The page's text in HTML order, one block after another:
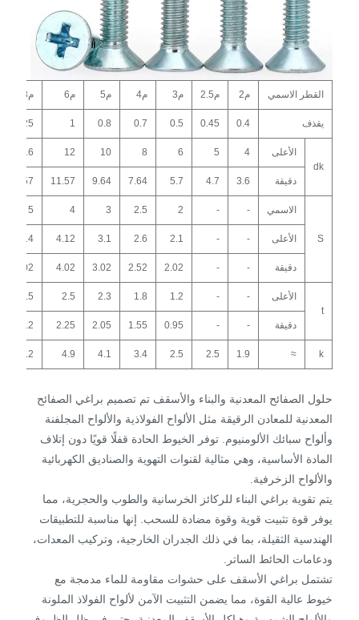
القطر الاسمي م2 م2.5 م3 م4 م5 م6 م8
يقذف 0.4
0.45
0.5
0.7
0.8
1
1.25
dk
الأعلى 4
5
6
8
10
12
16
دقيقة 3.6
4.7
5.7
7.64
9.64
11.57
15.57
S
الاسمي -
-
2
2.5
3
4
5
الأعلى -
-
2.1
2.6
3.1
4.12
5.14
دقيقة -
-
2.02
2.52
3.02
4.02
5.02
t
الأعلى -
-
1.2
1.8
2.3
2.5
3.5
دقيقة -
-
0.95
1.55
2.05
2.25
3.2
k
≈
1.9
2.5
2.5
3.4
4.1
4.9
6.2
حلول الصفائح المعدنية والبناء والأسقف تم تصميم براغي الصفائح
المعدنية للمعادن الرقيقة مثل الألواح الفولاذية والألواح المجلفنة
وألواح سبائك الألومنيوم. توفر الخيوط الحادة قفلًا قويًا دون إتلاف
المادة الأساسية، وهي مثالية لقنوات التهوية والصناديق الكهربائية
والألواح الزخرفية.
يتم تقوية براغي البناء للركائز الخرسانية والطوب والحجرية، مما
يوفر قوة تثبيت قوية وقوة مضادة للسحب. إنها مناسبة للتطبيقات
الهندسية الثقيلة، بما في ذلك الجدران الخارجية، وتركيب المعدات،
ودعامات الحائط الساتر.
تشتمل براغي الأسقف على حشوات مقاومة للماء مدمجة مع
خيوط عالية القوة، مما يضمن التثبيت الآمن لألواح الفولاذ الملونة